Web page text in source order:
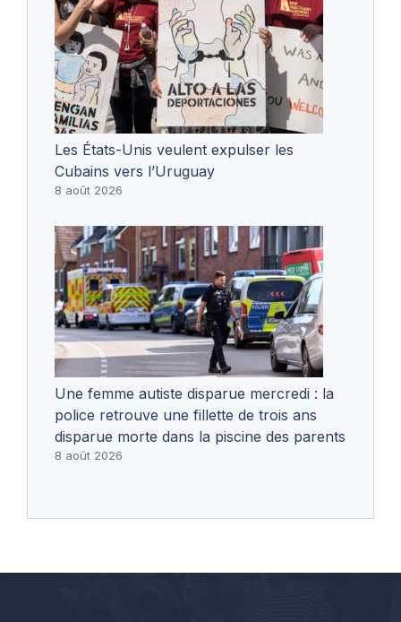
Les États-Unis veulent expulser les
Cubains vers l’Uruguay
8 août 2026
Une femme autiste disparue mercredi : la
police retrouve une fillette de trois ans
disparue morte dans la piscine des parents
8 août 2026